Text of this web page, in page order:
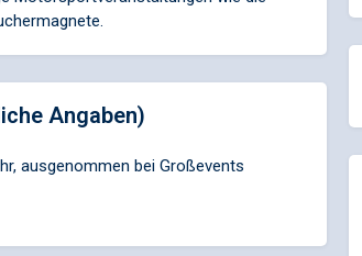
Angaben)
ausgenommen bei Großevents